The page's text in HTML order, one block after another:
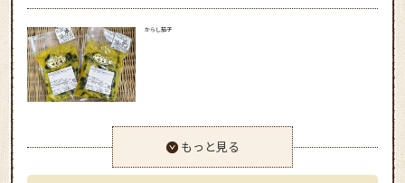
からし茄子
もっと見る